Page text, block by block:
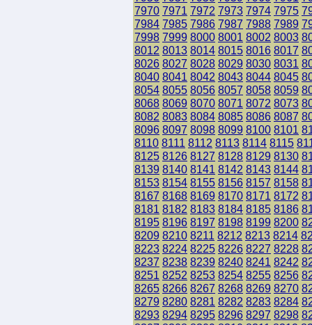
7970 7971 7972 7973 7974 7975
7984 7985 7986 7987 7988 7989
7998 7999 8000 8001 8002 8003
8012 8013 8014 8015 8016 8017
8026 8027 8028 8029 8030 8031
8040 8041 8042 8043 8044 8045
8054 8055 8056 8057 8058 8059
8068 8069 8070 8071 8072 8073
8082 8083 8084 8085 8086 8087
8096 8097 8098 8099 8100 8101
8110 8111 8112 8113 8114 8115
8125 8126 8127 8128 8129 8130
8139 8140 8141 8142 8143 8144
8153 8154 8155 8156 8157 8158
8167 8168 8169 8170 8171 8172
8181 8182 8183 8184 8185 8186
8195 8196 8197 8198 8199 8200
8209 8210 8211 8212 8213 8214
8223 8224 8225 8226 8227 8228
8237 8238 8239 8240 8241 8242
8251 8252 8253 8254 8255 8256
8265 8266 8267 8268 8269 8270
8279 8280 8281 8282 8283 8284
8293 8294 8295 8296 8297 8298